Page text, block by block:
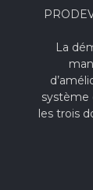
La
système
les trois